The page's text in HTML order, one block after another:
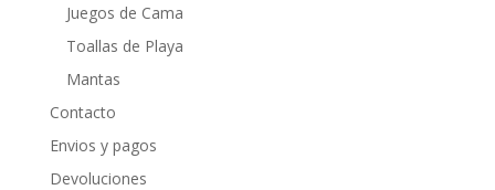
Juegos de Cama
Toallas de Playa
Mantas
Contacto
Envios y pagos
Devoluciones